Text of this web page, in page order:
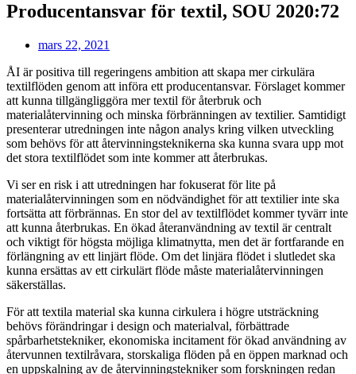
Producentansvar för textil, SOU 2020:72
mars 22, 2021
ÅI är positiva till regeringens ambition att skapa mer cirkulära
textilflöden genom att införa ett producentansvar. Förslaget kommer
att kunna tillgängliggöra mer textil för återbruk och
materialåtervinning och minska förbränningen av textilier. Samtidigt
presenterar utredningen inte någon analys kring vilken utveckling
som behövs för att återvinningsteknikerna ska kunna svara upp mot
det stora textilflödet som inte kommer att återbrukas.
Vi ser en risk i att utredningen har fokuserat för lite på
materialåtervinningen som en nödvändighet för att textilier inte ska
fortsätta att förbrännas. En stor del av textilflödet kommer tyvärr inte
att kunna återbrukas. En ökad återanvändning av textil är centralt
och viktigt för högsta möjliga klimatnytta, men det är fortfarande en
förlängning av ett linjärt flöde. Om det linjära flödet i slutledet ska
kunna ersättas av ett cirkulärt flöde måste materialåtervinningen
säkerställas.
För att textila material ska kunna cirkulera i högre utsträckning
behövs förändringar i design och materialval, förbättrade
spårbarhetstekniker, ekonomiska incitament för ökad användning av
återvunnen textilråvara, storskaliga flöden på en öppen marknad och
en uppskalning av de återvinningstekniker som forskningen redan